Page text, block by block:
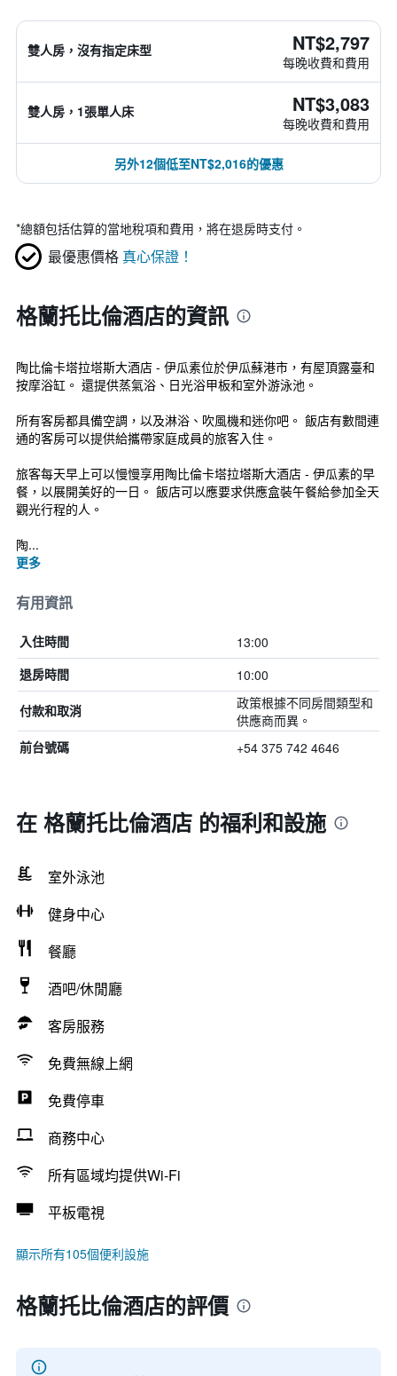
雙人房，沒有指定床型 NT$2,797
每晚收費和費用
雙人房，1張單人床 NT$3,083
每晚收費和費用
另外12個低至NT$2,016的優惠
*總額包括估算的當地稅項和費用，將在退房時支付。
最優惠價格 真心保證！
格蘭托比倫酒店的資訊
陶比倫卡塔拉塔斯大酒店 - 伊瓜素位於伊瓜蘇港市，有屋頂露臺和
按摩浴缸。 還提供蒸氣浴、日光浴甲板和室外游泳池。
所有客房都具備空調，以及淋浴、吹風機和迷你吧。 飯店有數間連
通的客房可以提供給攜帶家庭成員的旅客入住。
旅客每天早上可以慢慢享用陶比倫卡塔拉塔斯大酒店 - 伊瓜素的早
餐，以展開美好的一日。 飯店可以應要求供應盒裝午餐給參加全天
觀光行程的人。
陶...
更多
有用資訊
入住時間 13:00
退房時間 10:00
付款和取消
政策根據不同房間類型和
供應商而異。
前台號碼 +54 375 742 4646
在 格蘭托比倫酒店 的福利和設施
室外泳池
健身中心
餐廳
酒吧/休閒廳
客房服務
免費無線上網
免費停車
商務中心
所有區域均提供Wi-Fi
平板電視
顯示所有105個便利設施
格蘭托比倫酒店的評價